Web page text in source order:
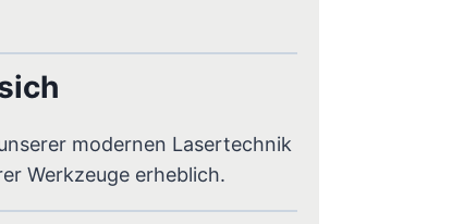
modernen Lasertechnik
Werkzeuge erheblich.